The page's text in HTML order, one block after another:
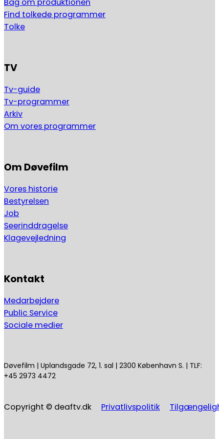
Bag om produktionen
Find tolkede programmer
Tolke
TV
Tv-guide
Tv-programmer
Arkiv
Om vores programmer
Om Døvefilm
Vores historie
Bestyrelsen
Job
Seerinddragelse
Klagevejledning
Kontakt
Medarbejdere
Public Service
Sociale medier
Døvefilm | Uplandsgade 72, 1. sal | 2300 København S. | TLF:
+45 2973 4472
Copyright © deaftv.dk Privatlivspolitik